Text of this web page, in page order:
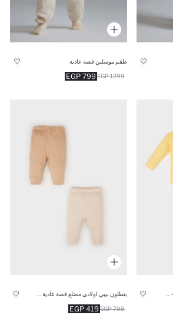
طقم موسلين قصة عادية
799 EGP 1299 EGP
طقم بيبي اولادي وافل قصة عادية - قطعتين بنطلون بيبي اولادي مضلع قصة عادية - قطعتين
419 EGP 799 EGP